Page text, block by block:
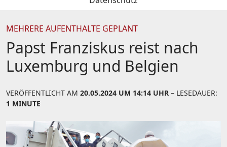
MEHRERE AUFENTHALTE GEPLANT
Papst Franziskus reist nach
Luxemburg und Belgien
VERÖFFENTLICHT AM 20.05.2024 UM 14:14 UHR – LESEDAUER:
1 MINUTE